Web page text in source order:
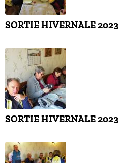
SORTIE HIVERNALE 2023
SORTIE HIVERNALE 2023